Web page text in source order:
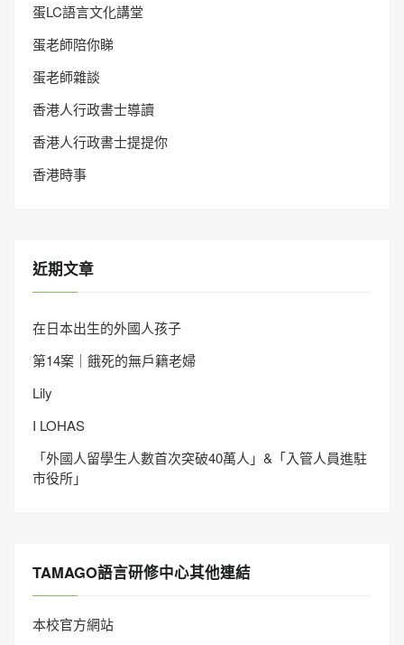
蛋LC語言文化講堂
蛋老師陪你睇
蛋老師雜談
香港人行政書士導讀
香港人行政書士提提你
香港時事
近期文章
在日本出生的外國人孩子
第14案｜餓死的無戶籍老婦
Lily
I LOHAS
「外國人留學生人數首次突破40萬人」&「入管人員進駐
市役所」
TAMAGO語言研修中心其他連結
本校官方網站